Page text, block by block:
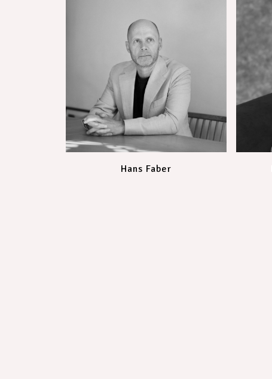
Hans Faber